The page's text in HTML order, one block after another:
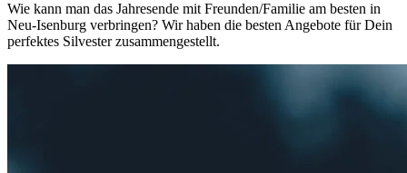
Wie kann man das Jahresende mit Freunden/Familie am besten in
Neu-Isenburg verbringen? Wir haben die besten Angebote für Dein
perfektes Silvester zusammengestellt.